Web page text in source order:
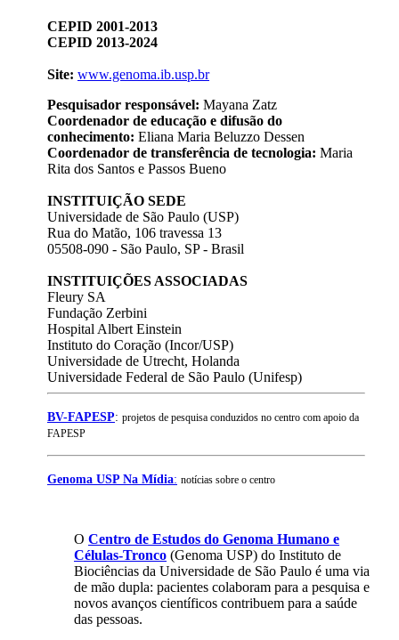
CEPID 2001-2013
CEPID 2013-2024
Site: www.genoma.ib.usp.br
Pesquisador responsável: Mayana Zatz
Coordenador de educação e difusão do
conhecimento: Eliana Maria Beluzzo Dessen
Coordenador de transferência de tecnologia: Maria
Rita dos Santos e Passos Bueno
INSTITUIÇÃO SEDE
Universidade de São Paulo (USP)
Rua do Matão, 106 travessa 13
05508-090 - São Paulo, SP - Brasil
INSTITUIÇÕES ASSOCIADAS
Fleury SA
Fundação Zerbini
Hospital Albert Einstein
Instituto do Coração (Incor/USP)
Universidade de Utrecht, Holanda
Universidade Federal de São Paulo (Unifesp)
BV-FAPESP: projetos de pesquisa conduzidos no centro com apoio da
FAPESP
Genoma USP Na Mídia: notícias sobre o centro
O Centro de Estudos do Genoma Humano e
Células-Tronco (Genoma USP) do Instituto de
Biociências da Universidade de São Paulo é uma via
de mão dupla: pacientes colaboram para a pesquisa e
novos avanços científicos contribuem para a saúde
das pessoas.